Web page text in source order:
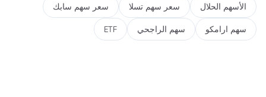
الأسهم الحلال سعر سهم تسلا سعر سهم سابك
سهم ارامكو سهم الراجحي ETF